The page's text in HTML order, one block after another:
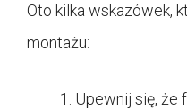
Oto kilka wskazówek,
montażu:
Upewnij się, że